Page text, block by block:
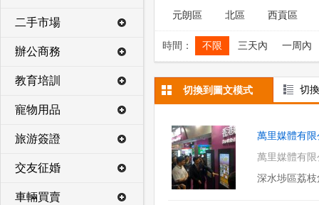
二手市場
辦公商務
教育培訓
寵物用品
旅游簽證
交友征婚
車輛買賣
元朗區 北區 西貢區
時間： 不限 三天內 一周內
切換到圖文模式 切
萬里媒體有限
萬里媒體有
深水埗區荔